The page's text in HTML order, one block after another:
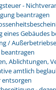
-
beantragen
eines Gebäudes
/
Ablichtungen,
amtlich
entsorgen